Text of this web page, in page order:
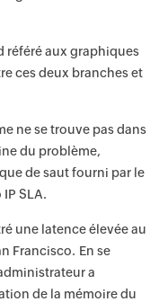
référé aux graphiques
ces deux branches et
ne se trouve pas dans
du problème,
de saut fourni par le
SLA.
une latence élevée au
Francisco. En se
a
de la mémoire du